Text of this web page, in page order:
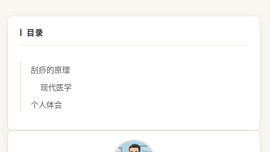
目录
刮痧的原理
现代医学
个人体会